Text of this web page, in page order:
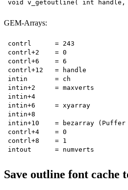
GEM-Arrays:
contrl      = 243
contrl+2    = 0
contrl+6    = 6
contrl+12   = handle
intin       = ch
intin+2     = maxverts
intin+4
intin+6     = xyarray
intin+8
intin+10    = bezarray
contrl+4    = 0
contrl+8    = 1
Save outline font cache